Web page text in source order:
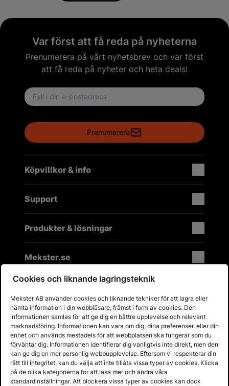
Var först att få reda på nyheterna
Prenumerera på vårt nyhetsbrev och var först
att få reda på nyheter och heta deals!
Email address
Prenumerera
Köpvillkor & info
Support
Produkter & lösningar
Mekster.se
Prisgaranti på reservdelar
Lager i Sverige
60 dagars öppet köp
Fria returer
Cookies och liknande lagringsteknik
Mekster AB använder cookies och liknande tekniker för att lagra eller
hämta information i din webbläsare, främst i form av cookies. Den
informationen samlas för att ge dig en bättre upplevelse och relevant
marknadsföring. Informationen kan vara om dig, dina preferenser, eller din
enhet och används mestadels för att webbplatsen ska fungerar som du
förväntar dig. Informationen identifierar dig vanligtvis inte direkt, men den
kan ge dig en mer personlig webbupplevelse. Eftersom vi respekterar din
rätt till integritet, kan du välja att inte tillåta vissa typer av cookies. Klicka
på de olika kategorierna för att läsa mer och ändra våra
standardinställningar. Att blockera vissa typer av cookies kan dock